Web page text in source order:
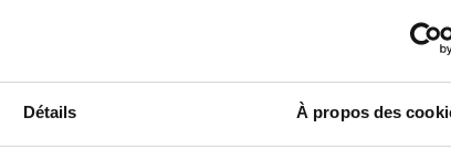
Détails À propos des
Download latest Device Pack
Support Community